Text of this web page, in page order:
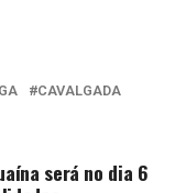
CAVALGADA
será no dia 6